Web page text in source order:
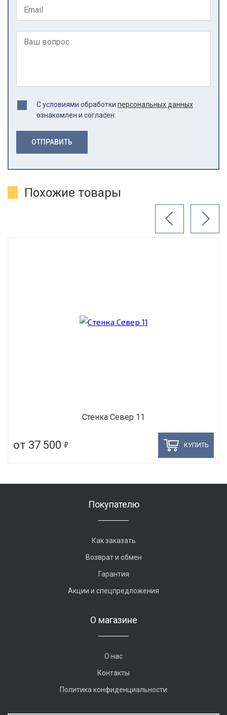
С условиями обработки персональных данных
ознакомлен и согласен
ОТПРАВИТЬ
Похожие товары
Стенка Север 11
от 37 500 5 КУПИТЬ
Покупателю
Как заказать
Возврат и обмен
Гарантия
Акции и спецпредложения
О магазине
О нас
Контакты
Политика конфиденциальности